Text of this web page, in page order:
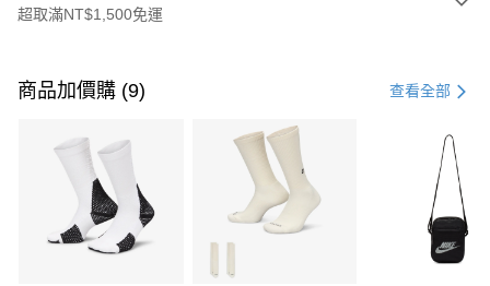
超取滿NT$1,500免運
信用卡一次付款
3 期 0 利率 每期 21家銀行
合作金庫商業銀行
第一商業銀行
華南商業銀行
彰化商業銀行
上海商業儲蓄銀行
Apple Pay
商品加價購 (9) 查看全部